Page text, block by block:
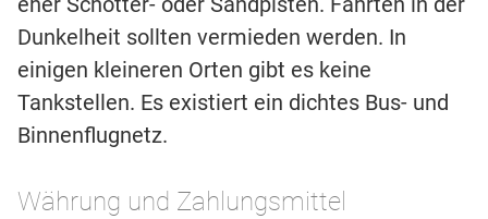
Dunkelheit sollten vermieden werden. In
einigen kleineren Orten gibt es keine
Tankstellen. Es existiert ein dichtes Bus- und
Binnenflugnetz.
Währung und Zahlungsmittel